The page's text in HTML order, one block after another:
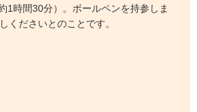
1時間30分）。ボールペンを持参しま
くださいとのことです。